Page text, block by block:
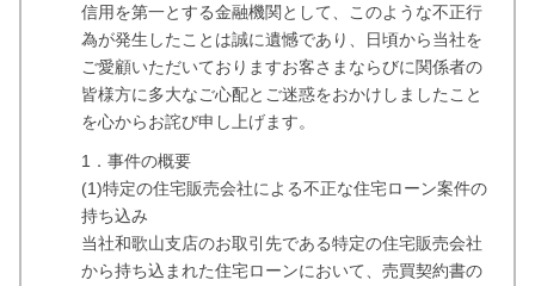
信用を第一とする金融機関として、このような不正行
為が発生したことは誠に遺憾であり、日頃から当社を
ご愛顧いただいておりますお客さまならびに関係者の
皆様方に多大なご心配とご迷惑をおかけしましたこと
を心からお詫び申し上げます。
1．事件の概要
(1)特定の住宅販売会社による不正な住宅ローン案件の
持ち込み
当社和歌山支店のお取引先である特定の住宅販売会社
から持ち込まれた住宅ローンにおいて、売買契約書の